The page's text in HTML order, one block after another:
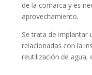
de la comarca y es
aprovechamiento.
Se trata de implantar
relacionadas con la
reutilización de agua,